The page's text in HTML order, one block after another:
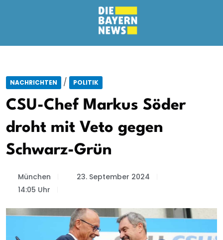
NACHRICHTEN / POLITIK
CSU-Chef Markus Söder
droht mit Veto gegen
Schwarz-Grün
München
23. September 2024
14:05 Uhr